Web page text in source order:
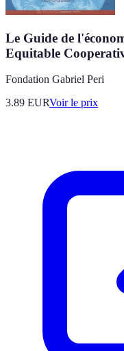
Le Guide de
Equitable
Fondation Gabriel Peri
3.89 EURVoir le prix